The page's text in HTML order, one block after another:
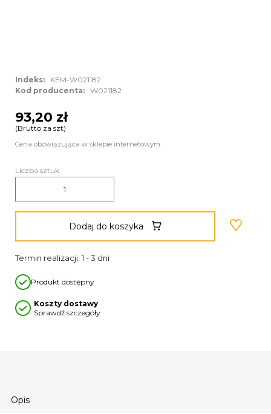
Opis
Indeks:
KEM-W021182
Kod producenta: W021182
93,20 zł
(Brutto za szt)
Cena obowiązująca w sklepie internetowym.
Liczba sztuk:
Dodaj do koszyka
Termin realizacji: 1 - 3 dni
Produkt dostępny
Koszty dostawy
Sprawdź szczegóły